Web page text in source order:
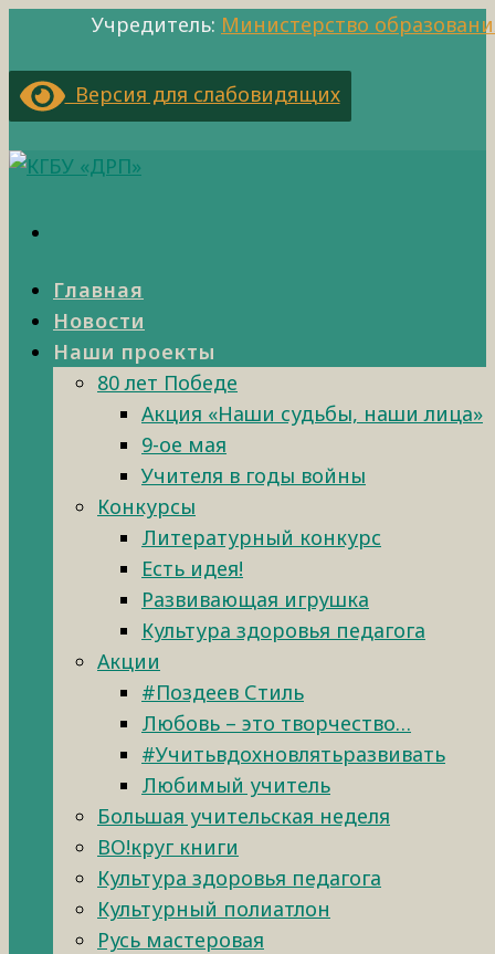
Учредитель: Министерство
Версия для слабовидящих
Главная
Новости
Наши проекты
80 лет Победе
Акция «Наши судьбы, наши лица»
9-ое мая
Учителя в годы войны
Конкурсы
Литературный конкурс
Есть идея!
Развивающая игрушка
Культура здоровья педагога
Акции
#Поздеев Стиль
Любовь – это творчество…
#Учитьвдохновлятьразвивать
Любимый учитель
Большая учительская неделя
ВО!круг книги
Культура здоровья педагога
Культурный полиатлон
Русь мастеровая